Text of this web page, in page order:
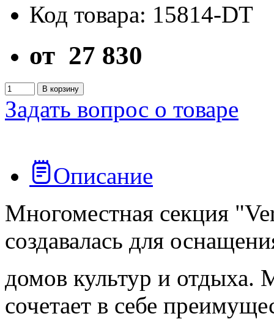
Код товара: 15814-DT
от 27 830
В корзину
Задать вопрос о товаре
Описание
Многоместная секция
создавалась для
домов культур и отдыха.
сочетает в себе